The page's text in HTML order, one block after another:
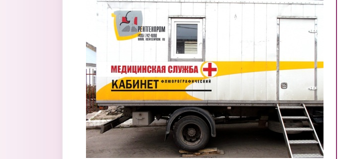
Перейти к основному содержанию